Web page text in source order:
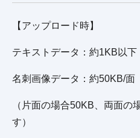
【アップロード時】
テキストデータ：約1KB以下
名刺画像データ：約50KB/面
（片面の場合50KB、両面の
す）